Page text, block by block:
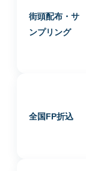
街頭配布・サ
ンプリング
全国FP折込